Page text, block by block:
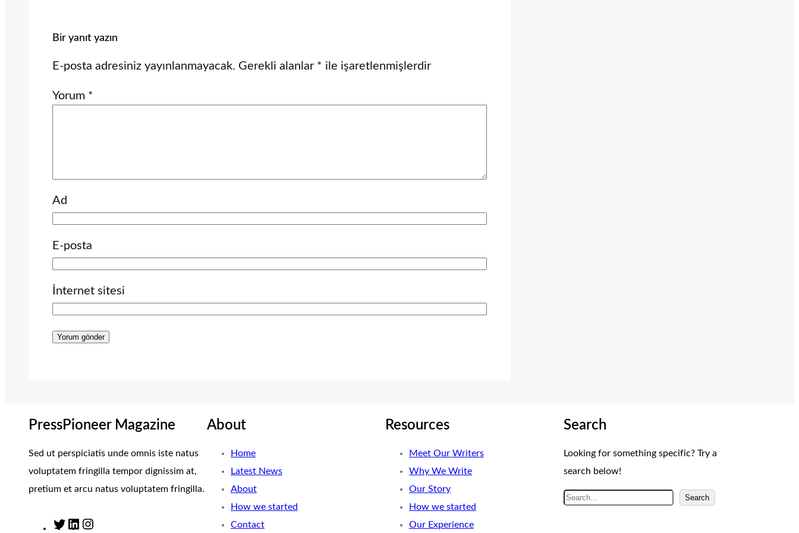
Bir yanıt yazın
E-posta adresiniz yayınlanmayacak. Gerekli alanlar * ile işaretlenmişlerdir
Yorum *
Ad
E-posta
İnternet sitesi
PressPioneer Magazine
Sed ut perspiciatis unde omnis iste natus
voluptatem fringilla tempor dignissim at,
pretium et arcu natus voluptatem fringilla.
T L
About
Home
Latest News
About
How we started
Contact
Resources
Meet Our Writers
Why We Write
Our Story
How we started
Our Experience
Search
Looking for something specific? Try a
search below!
A
Search